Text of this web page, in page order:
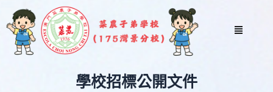
至
Menu
學校招標公開文件